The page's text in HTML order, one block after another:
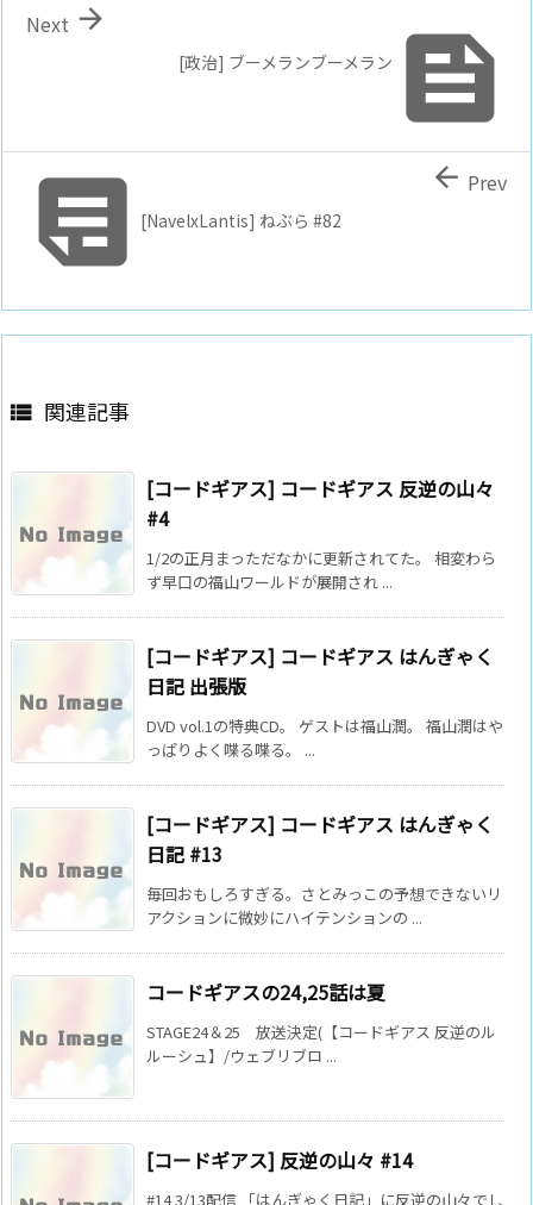

[政治] ブーメランブーメラン

Next
[NavelxLantis] ねぶら #82
 Prev
 関連記事
[コードギアス] コードギアス 反逆の山々
#4
1/2の正月まっただなかに更新されてた。 相変わら
ず早口の福山ワールドが展開され ...
[コードギアス] コードギアス はんぎゃく
日記 出張版
DVD vol.1の特典CD。 ゲストは福山潤。 福山潤はや
っぱりよく喋る喋る。 ...
[コードギアス] コードギアス はんぎゃく
日記 #13
毎回おもしろすぎる。さとみっこの予想できないリ
アクションに微妙にハイテンションの ...
コードギアスの24,25話は夏
STAGE24＆25 放送決定(【コードギアス 反逆のル
ルーシュ】/ウェブリブロ ...
[コードギアス] 反逆の山々 #14
#14 3/13配信 「はんぎゃく日記」に反逆の山々でし